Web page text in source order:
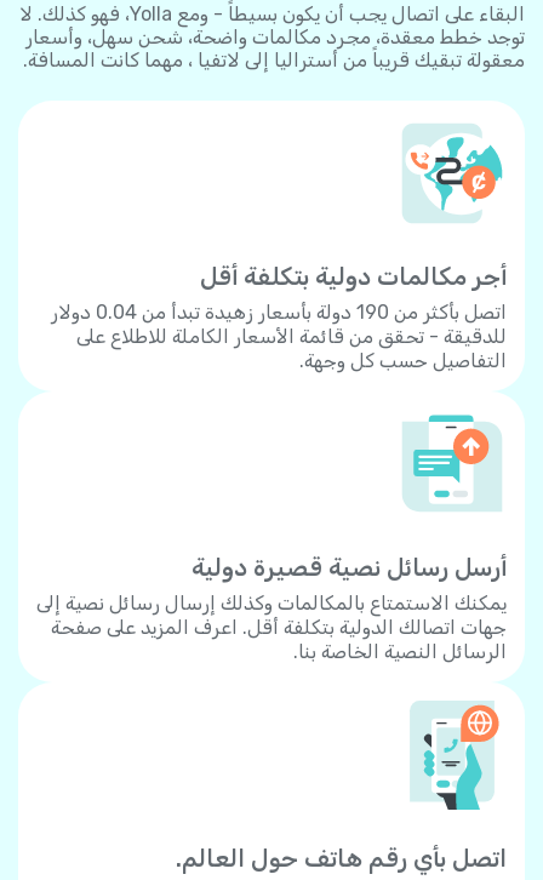
البقاء على اتصال يجب أن يكون بسيطاً - ومع Yolla، فهو كذلك. لا
توجد خطط معقدة، مجرد مكالمات واضحة، شحن سهل، وأسعار
معقولة تبقيك قريباً من أستراليا إلى لاتفيا ، مهما كانت المسافة.
أجر مكالمات دولية بتكلفة أقل
اتصل بأكثر من 190 دولة بأسعار زهيدة تبدأ من 0.04 دولار
للدقيقة - تحقق من قائمة الأسعار الكاملة للاطلاع على
التفاصيل حسب كل وجهة.
أرسل رسائل نصية قصيرة دولية
يمكنك الاستمتاع بالمكالمات وكذلك إرسال رسائل نصية إلى
جهات اتصالك الدولية بتكلفة أقل. اعرف المزيد على صفحة
الرسائل النصية الخاصة بنا.
اتصل بأي رقم هاتف حول العالم.